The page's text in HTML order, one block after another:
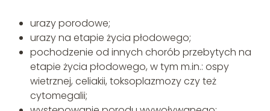
urazy porodowe;
urazy na etapie życia płodowego;
pochodzenie od innych chorób przebytych na
etapie życia płodowego, w tym m.in.: ospy
wietrznej, celiakii, toksoplazmozy czy też
cytomegalii;